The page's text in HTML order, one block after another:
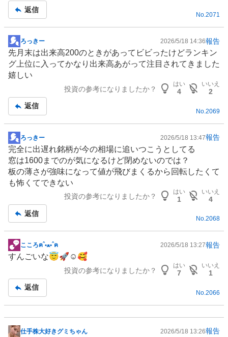
返信
No.2071
掲
示
板
記
ろっきー 2026/5/18 14:36報告
先月末は出来高200のときがあってビビったけどランキン
グ上位に入ってかなり出来高あがって注目されてきました
嬉しい
投資の参考になりましたか？
はい
4
いいえ
2
返信
No. 2069
掲
示
板
記
事
ろっきー 2026/5/18 13:47報告
完全に出遅れ銘柄が今の相場に追いつこうとしてる
窓は1600までのが気になるけど閉めないのでは？
板の薄さが強味になって値が飛びまくるから回転したくて
も怖くてできない
投資の参考になりましたか？
はい
1
いいえ
4
返信
No.2068
掲
示
事
こころฅˆ•ﻌ•ˆฅ 2026/5/18 13:27報告
すんごいな😇🚀☺️🥰
投資の参考になりましたか？
はい
7
いいえ
1
返信
No. 2066
仕手株大好きグミちゃん 2026/5/18 13:26報告